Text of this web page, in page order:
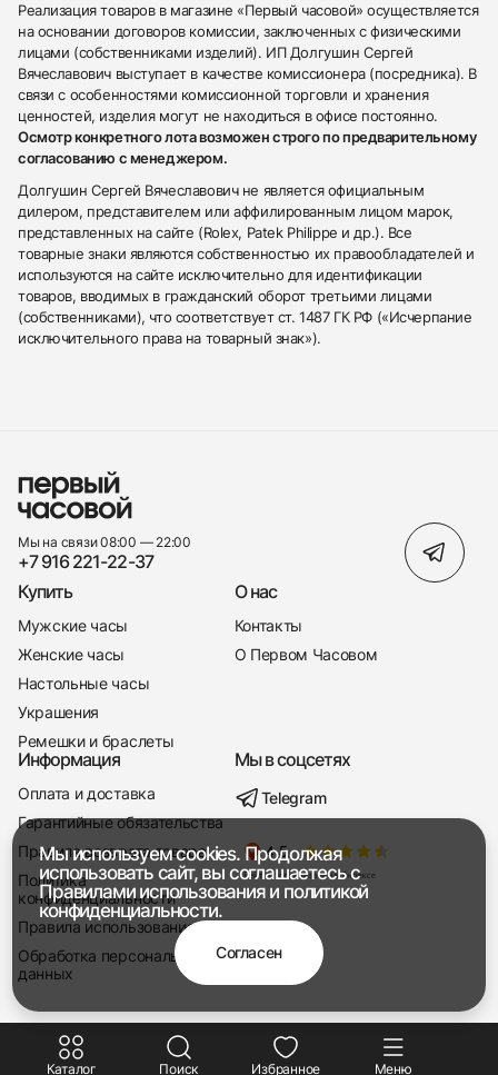
+7 916 221-22-37
Мы насвязи 08:00 — 19:00
Каталог Поиск Избранное Меню
Реализация товаров в магазине «Первый часовой» осуществляется
на основании договоров комиссии, заключенных с физическими
лицами (собственниками изделий). ИП Долгушин Сергей
Вячеславович выступает в качестве комиссионера (посредника). В
связи с особенностями комиссионной торговли и хранения
ценностей, изделия могут не находиться в офисе постоянно.
Осмотр конкретного лота возможен строго по предварительному
согласованию с менеджером.
Долгушин Сергей Вячеславович не является официальным
дилером, представителем или аффилированным лицом марок,
представленных на сайте (Rolex, Patek Philippe и др.). Все
товарные знаки являются собственностью их правообладателей и
используются на сайте исключительно для идентификации
товаров, вводимых в гражданский оборот третьими лицами
(собственниками), что соответствует ст. 1487 ГК РФ («Исчерпание
исключительного права на товарный знак»).
Мы на связи 08:00 — 22:00
+7 916 221-22-37
Купить
Мужские часы
Женские часы
Настольные часы
Украшения
Ремешки и браслеты
О нас
Контакты
О Первом Часовом
Информация
Оплата и доставка
Гарантийные обязательства
Правила возврата товара
Политика
конфиденциальности
Правила использования
Обработка персональных
данных
Мы в соцсетях
Telegram
Мы используем cookies. Продолжая
использовать сайт, вы соглашаетесь с
Правилами использованияи политикой
конфиденциальности.
Согласен